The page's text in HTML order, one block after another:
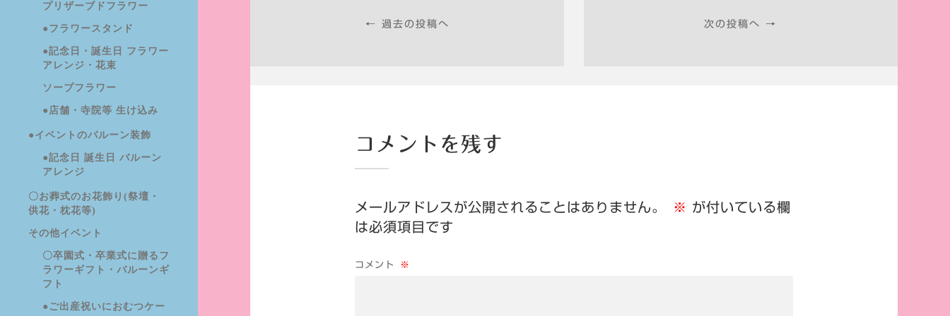
プリザーブドフラワー
●フラワースタンド
●記念日・誕生日 フラワー
アレンジ・花束
ソープフラワー
●店舗・寺院等 生け込み
●イベントのバルーン装飾
●記念日 誕生日 バルーン
アレンジ
〇お葬式のお花飾り(祭壇・
供花・枕花等)
その他イベント
〇卒園式・卒業式に贈るフ
ラワーギフト・バルーンギ
フト
●ご出産祝いにおむつケー
← 過去の投稿へ 次の投稿へ →
コメントを残す
メールアドレスが公開されることはありません。 ※ が付いている欄
は必須項目です
コメント ※